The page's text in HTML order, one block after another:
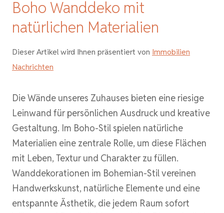
Boho Wanddeko mit
natürlichen Materialien
Dieser Artikel wird Ihnen präsentiert von Immobilien
Nachrichten
Die Wände unseres Zuhauses bieten eine riesige
Leinwand für persönlichen Ausdruck und kreative
Gestaltung. Im Boho-Stil spielen natürliche
Materialien eine zentrale Rolle, um diese Flächen
mit Leben, Textur und Charakter zu füllen.
Wanddekorationen im Bohemian-Stil vereinen
Handwerkskunst, natürliche Elemente und eine
entspannte Ästhetik, die jedem Raum sofort